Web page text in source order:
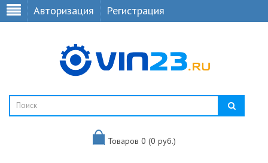
Авторизация Регистрация
Товаров 0 (0 руб.)